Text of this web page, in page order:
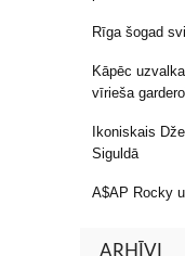
Rīga šogad
Kāpēc
vīrieša
Ikoniskais
Siguldā
A$AP Rocky
ARHĪVI